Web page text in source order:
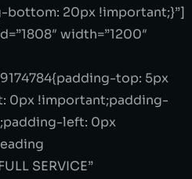
20px !important;}”]
width=”1200″
top: 5px
0px !important;padding-
left: 0px
SERVICE”